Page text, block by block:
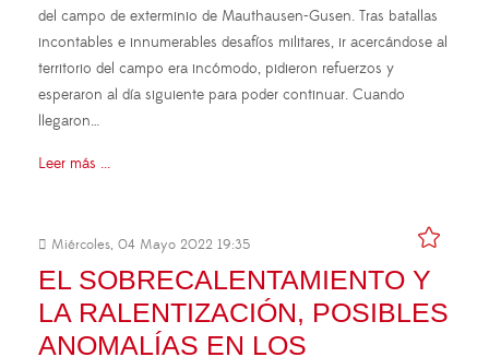
del campo de exterminio de Mauthausen-Gusen. Tras batallas
incontables e innumerables desafíos militares, ir acercándose al
territorio del campo era incómodo, pidieron refuerzos y
esperaron al día siguiente para poder continuar. Cuando
llegaron…
Leer más ...
Miércoles, 04 Mayo 2022 19:35
EL SOBRECALENTAMIENTO Y
LA RALENTIZACIÓN, POSIBLES
ANOMALÍAS EN LOS